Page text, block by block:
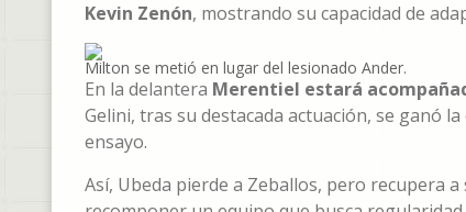
Kevin Zenón, mostrando su capacidad de
Milton se metió en lugar del lesionado Ander.
En la delantera Merentiel estará
Gelini, tras su destacada actuación, se ganó
ensayo.
Así, Ubeda pierde a Zeballos, pero recupera